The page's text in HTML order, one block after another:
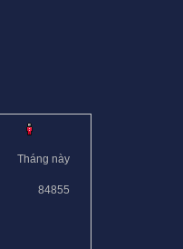
Tháng này
84855